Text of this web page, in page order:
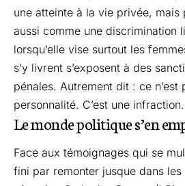
une atteinte à la vie privée, mais
aussi comme une discrimination
lorsqu’elle vise surtout les
s’y livrent s’exposent à des
pénales. Autrement dit : ce n’est
personnalité. C’est une infraction.
Le monde politique s’en
Face aux témoignages qui se
fini par remonter jusque dans les